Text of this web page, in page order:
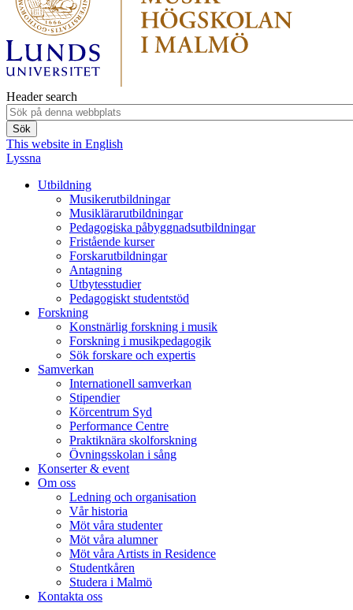
Header search
This website in English
Lyssna
Utbildning
Musikerutbildningar
Musiklärarutbildningar
Pedagogiska påbyggnadsutbildningar
Fristående kurser
Forskarutbildningar
Antagning
Utbytesstudier
Pedagogiskt studentstöd
Forskning
Konstnärlig forskning i musik
Forskning i musikpedagogik
Sök forskare och expertis
Samverkan
Internationell samverkan
Stipendier
Körcentrum Syd
Performance Centre
Praktiknära skolforskning
Övningsskolan i sång
Konserter & event
Om oss
Ledning och organisation
Vår historia
Möt våra studenter
Möt våra alumner
Möt våra Artists in Residence
Studentkåren
Studera i Malmö
Kontakta oss